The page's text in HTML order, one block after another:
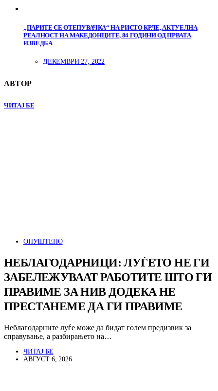
„ПАРИТЕ СЕ ОТЕПУВАЧКА“ НА РИСТО КРЛЕ, АКТУЕЛНА
РЕАЛНОСТ НА МАКЕДОНЦИТЕ, 84 ГОДИНИ ОД ПРВАТА
ИЗВЕДБА
ДЕКЕМВРИ 27, 2022
АВТОР
ЧИТАЈ БЕ
ОПУШТЕНО
НЕБЛАГОДАРНИЦИ: ЛУЃЕТО НЕ ГИ
ЗАБЕЛЕЖУВААТ РАБОТИТЕ ШТО ГИ
ПРАВИМЕ ЗА НИВ ДОДЕКА НЕ
ПРЕСТАНЕМЕ ДА ГИ ПРАВИМЕ
Неблагодарните луѓе може да бидат голем предизвик за
справување, а разбирањето на…
ЧИТАЈ БЕ
АВГУСТ 6, 2026